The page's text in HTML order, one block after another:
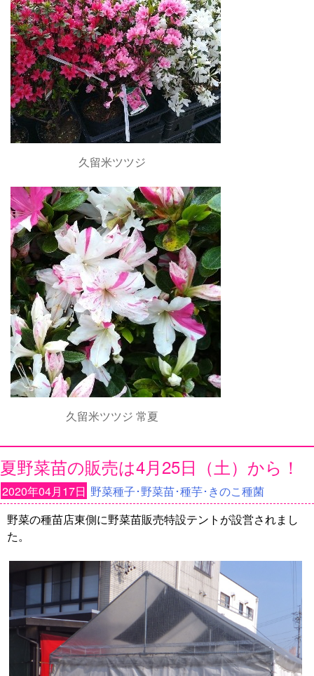
久留米ツツジ
久留米ツツジ 常夏
夏野菜苗の販売は4月25日（土）から！
2020年04月17日 野菜種子･野菜苗･種芋･きのこ種菌
野菜の種苗店東側に野菜苗販売特設テントが設営されまし
た。